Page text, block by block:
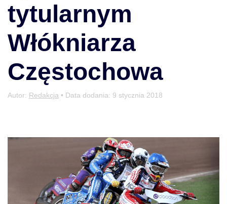
tytularnym
Włókniarza
Częstochowa
Autor: Redakcja • Data dodania: 9 stycznia 2018